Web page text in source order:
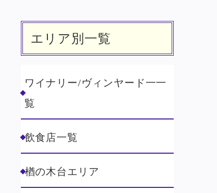
エリア別一覧
ワイナリー/ヴィンヤード一一
覧
飲食店一覧
楢の木台エリア